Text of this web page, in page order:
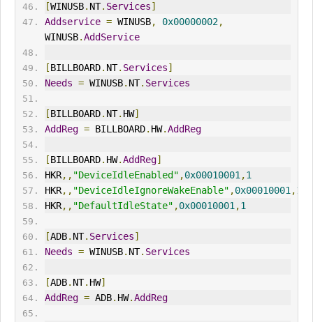
[WINUSB. NT. Services]
Addservice = WINUSB, 0x00000002,
WINUSB.AddService
[BILLBOARD. NT. Services]
Needs = WINUSB. NT. Services
[BILLBOARD. NT. HW]
AddReg = BILLBOARD. HW.AddReg
[BILLBOARD. HW.AddReg]
HKR,, "DeviceIdleEnabled" ,0x00010001 ,1
HKR,, "DeviceIdleIgnoreWakeEnable" ,0x00010001 ,1
HKR,, "DefaultIdleState" ,0x00010001 ,1
[ADB. NT. Services]
Needs = WINUSB. NT. Services
[ADB. NT. HW]
AddReg = ADB. HW.AddReg